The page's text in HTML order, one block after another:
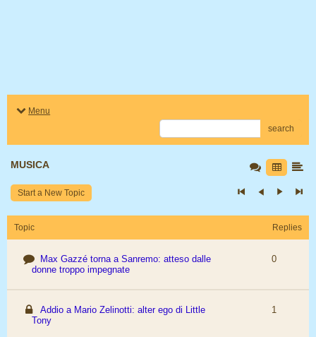
Menu
search
MUSICA
Start a New Topic
Topic Replies
Max Gazzé torna a Sanremo: atteso dalle
donne troppo impegnate
0
Addio a Mario Zelinotti: alter ego di Little
Tony
1